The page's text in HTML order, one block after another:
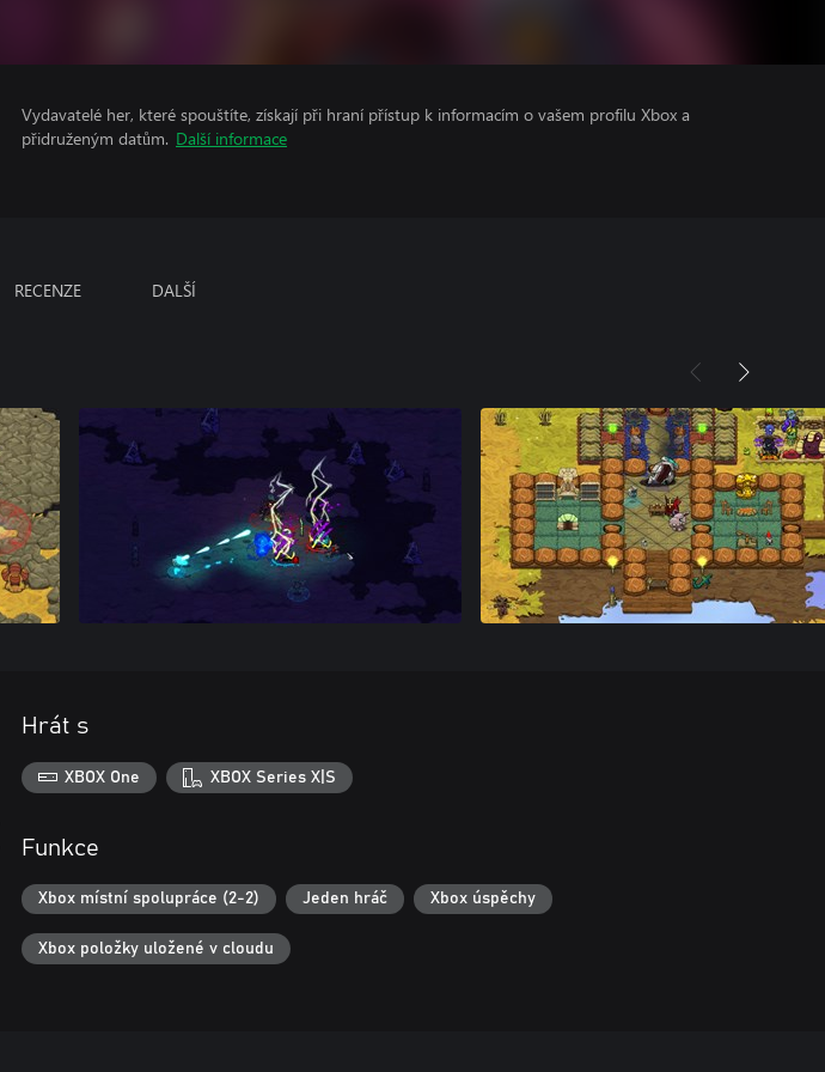
Vydavatelé her, které spouštíte, získají při hraní přístup k informacím o vašem profilu Xbox a
přidruženým datům. Další informace
RECENZE DALŠÍ
Hrát s
XBOX One XBOX Series X|S
Funkce
Xbox místní spolupráce (2-2) Jeden hráč Xbox úspěchy
Xbox položky uložené v cloudu